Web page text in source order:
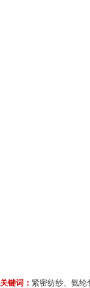
关键词： 紧密纺纱、氨